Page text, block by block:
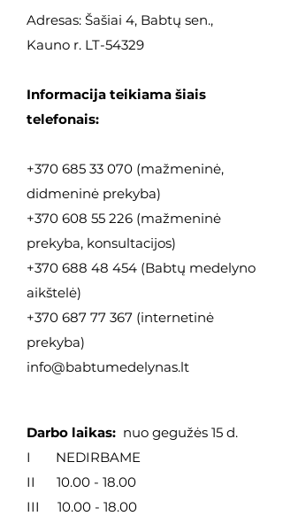
Adresas: Šašiai 4, Babtų sen.,
Kauno r. LT-54329
Informacija teikiama šiais
telefonais:
+370 685 33 070 (mažmeninė,
didmeninė prekyba)
+370 608 55 226 (mažmeninė
prekyba, konsultacijos)
+370 688 48 454 (Babtų medelyno
aikštelė)
+370 687 77 367 (internetinė
prekyba)
info@babtumedelynas.lt
Darbo laikas: nuo gegužės 15 d.
I NEDIRBAME
II 10.00 - 18.00
III 10.00 - 18.00